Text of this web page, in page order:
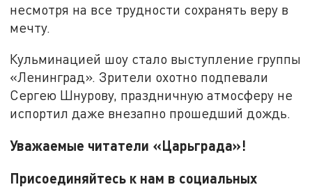
несмотря на все трудности сохранять веру в
мечту.
Кульминацией шоу стало выступление группы
«Ленинград». Зрители охотно подпевали
Сергею Шнурову, праздничную атмосферу не
испортил даже внезапно прошедший дождь.
Уважаемые читатели «Царьграда»!
Присоединяйтесь к нам в социальных